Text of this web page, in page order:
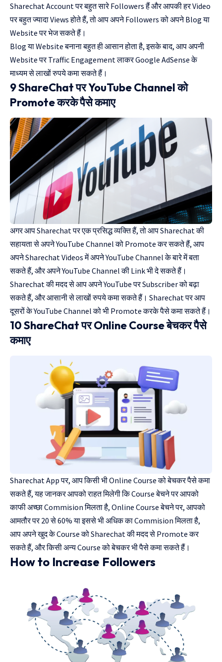
Sharechat Account पर बहुत सारे Followers हैं और आपकी हर Video
पर बहुत ज्यादा Views होते हैं, तो आप अपने Followers को अपने Blog या
Website पर भेज सकते हैं।
Blog या Website बनाना बहुत ही आसान होता है, इसके बाद, आप अपनी
Website पर Traffic Engagement लाकर Google AdSense के
माध्यम से लाखों रुपये कमा सकते हैं।
9 ShareChat पर YouTube Channel को
Promote करके पैसे कमाए
अगर आप Sharechat पर एक प्रसिद्ध व्यक्ति हैं, तो आप Sharechat की
सहायता से अपने YouTube Channel को Promote कर सकते हैं, आप
अपने Sharechat Videos में अपने YouTube Channel के बारे में बता
सकते हैं, और अपने YouTube Channel की Link भी दे सकते हैं।
Sharechat की मदद से आप अपने YouTube पर Subscriber को बढ़ा
सकते हैं, और आसानी से लाखों रुपये कमा सकते हैं। Sharechat पर आप
दूसरों के YouTube Channel को भी Promote करके पैसे कमा सकते हैं।
10 ShareChat पर Online Course बेचकर पैसे
कमाए
Sharechat App पर, आप किसी भी Online Course को बेचकर पैसे कमा
सकते हैं, यह जानकर आपको राहत मिलेगी कि Course बेचने पर आपको
काफी अच्छा Commision मिलता है, Online Course बेचने पर, आपको
आमतौर पर 20 से 60% या इससे भी अधिक का Commision मिलता है,
आप अपने खुद के Course को Sharechat की मदद से Promote कर
सकते हैं, और किसी अन्य Course को बेचकर भी पैसे कमा सकते हैं।
How to Increase Followers